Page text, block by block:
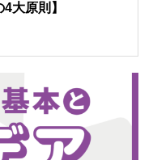
大原則】